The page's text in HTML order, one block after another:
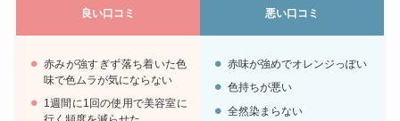
良い口コミ 悪い口コミ
赤みが強すぎず落ち着いた色
味で色ムラが気にならない
1週間に1回の使用で美容室に
赤味が強めでオレンジっぽい
色持ちが悪い
全然染まらない